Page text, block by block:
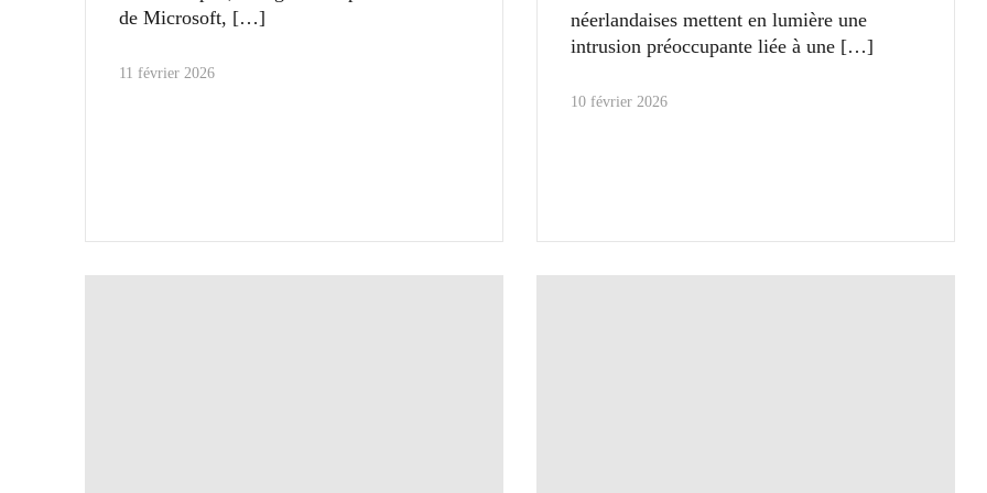
de Microsoft,
11 février 2026
néerlandaises mettent en lumière une
intrusion préoccupante liée à une
10 février 2026